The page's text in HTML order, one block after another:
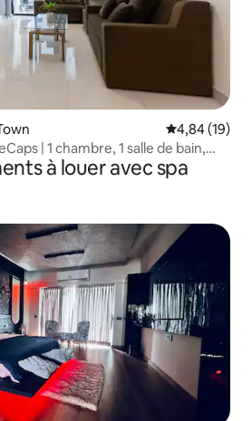
Note
4,84 (19)
| 1 chambre, 1 salle de bain,
à louer avec spa